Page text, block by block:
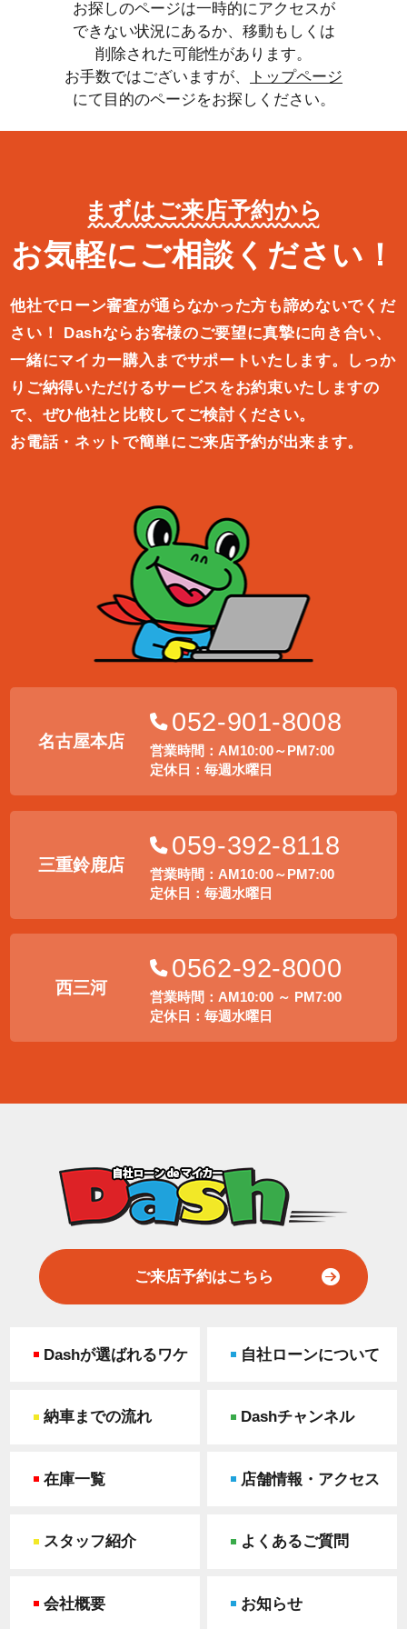
お探しのページは一時的にアクセスが
できない状況にあるか、移動もしくは
削除された可能性があります。
お手数ではございますが、
トップページ
にて目的のページをお探しください。
まずはご来店予約から
お気軽にご相談ください！
他社でローン審査が通らなかった方も諦めないでくだ
さい！
Dashならお客様のご要望に真摯に向き合い、
一緒にマイカー購入ま でサポートいたします。しっか
りご納得いただけるサービスをお約束いたしますの
で、ぜひ他社と比較してご検討ください。
お電話・ネットで簡単にご来店予約が出来ます。
名古屋本店
052-901-8008
営業時間：AM10:00～PM7:00
定休日：毎週水曜日
三重鈴鹿店
059-392-8118
営業時間：AM10:00～PM7:00
定休日：毎週水曜日
西三河
0562-92-8000
営業時間：AM10:00 ～ PM7:00
定休日：毎週水曜日
ご来店予約はこちら
Dashが選ばれるワケ 自社ローンについて
納車までの流れ Dashチャンネル
在庫一覧 店舗情報・アクセス
スタッフ紹介 よくあるご質問
会社概要 お知らせ